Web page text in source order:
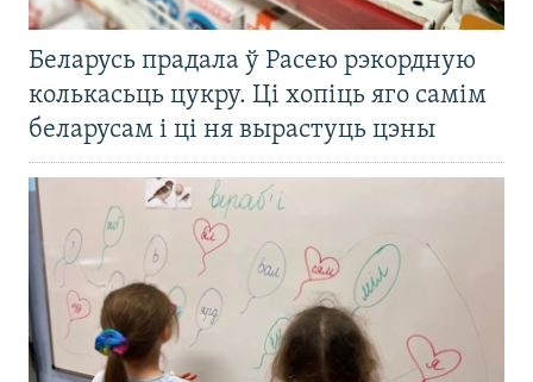
Беларусь прадала ў Расею рэкордную
колькасьць цукру. Ці хопіць яго самім
беларусам і ці ня вырастуць цэны